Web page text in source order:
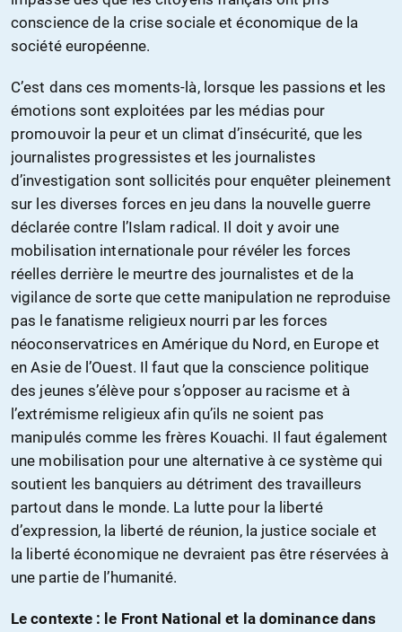
conscience de la crise sociale et économique de la
société européenne.
C’est dans ces moments-là, lorsque les passions et les
émotions sont exploitées par les médias pour
promouvoir la peur et un climat d’insécurité, que les
journalistes progressistes et les journalistes
d’investigation sont sollicités pour enquêter pleinement
sur les diverses forces en jeu dans la nouvelle guerre
déclarée contre l’Islam radical. Il doit y avoir une
mobilisation internationale pour révéler les forces
réelles derrière le meurtre des journalistes et de la
vigilance de sorte que cette manipulation ne reproduise
pas le fanatisme religieux nourri par les forces
néoconservatrices en Amérique du Nord, en Europe et
en Asie de l’Ouest. Il faut que la conscience politique
des jeunes s’élève pour s’opposer au racisme et à
l’extrémisme religieux afin qu’ils ne soient pas
manipulés comme les frères Kouachi. Il faut également
une mobilisation pour une alternative à ce système qui
soutient les banquiers au détriment des travailleurs
partout dans le monde. La lutte pour la liberté
d’expression, la liberté de réunion, la justice sociale et
la liberté économique ne devraient pas être réservées à
une partie de l’humanité.
Le contexte : le Front National et la dominance dans